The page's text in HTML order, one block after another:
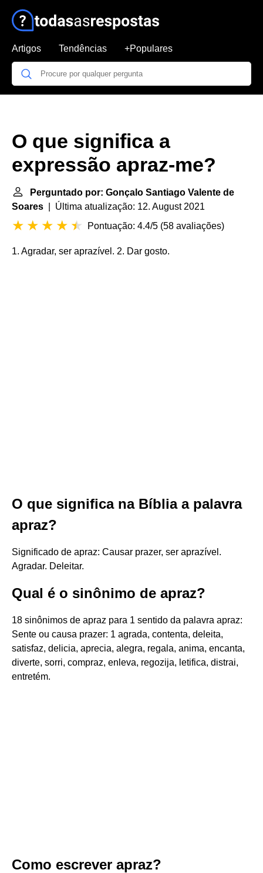
Artigos Tendências +Populares
O que significa a
expressão apraz-me?
Perguntado por: Gonçalo Santiago Valente de
Soares | Última atualização: 12. August 2021
Pontuação: 4.4/5 (58 avaliações)
1. Agradar, ser aprazível. 2. Dar gosto.
O que significa na Bíblia a palavra
apraz?
Significado de apraz: Causar prazer, ser aprazível.
Agradar. Deleitar.
Qual é o sinônimo de apraz?
18 sinônimos de apraz para 1 sentido da palavra apraz:
Sente ou causa prazer: 1 agrada, contenta, deleita,
satisfaz, delicia, aprecia, alegra, regala, anima, encanta,
diverte, sorri, compraz, enleva, regozija, letifica, distrai,
entretém.
Como escrever apraz?